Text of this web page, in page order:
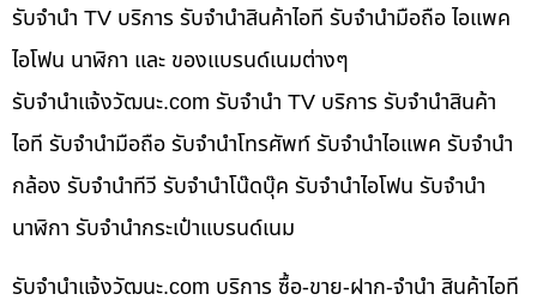
รับจำนำ TV บริการ รับจำนำสินค้าไอที รับจำนำมือถือ ไอแพค
ไอโฟน นาฬิกา และ ของแบรนด์เนมต่างๆ
รับจํานําแจ้งวัฒนะ.com รับจำนำ TV บริการ รับจำนำสินค้า
ไอที รับจำนำมือถือ รับจำนำโทรศัพท์ รับจำนำไอแพค รับจำนำ
กล้อง รับจำนำทีวี รับจำนำโน๊ดบุ๊ค รับจำนำไอโฟน รับจำนำ
นาฬิกา รับจำนำกระเป๋าแบรนด์เนม
รับจํานําแจ้งวัฒนะ.com บริการ ซื้อ-ขาย-ฝาก-จำนำ สินค้าไอที